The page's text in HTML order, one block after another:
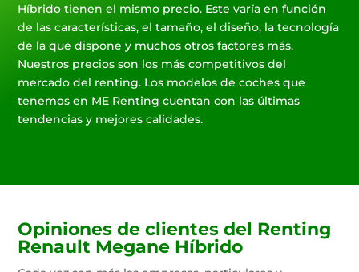
Híbrido tienen el mismo precio. Este varía en función
de las características, el tamaño, el diseño, la tecnología
de la que dispone y muchos otros factores más.
Nuestros precios son los más competitivos del
mercado del renting. Los modelos de coches que
tenemos en ME Renting cuentan con las últimas
tendencias y mejores calidades.
Opiniones de clientes del Renting
Renault Megane Híbrido